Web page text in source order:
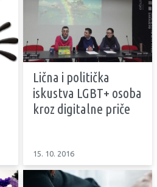
Lična i politička
iskustva LGBT+ osoba
kroz digitalne priče
15. 10. 2016